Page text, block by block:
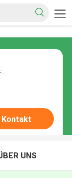
Kontakt
UNS